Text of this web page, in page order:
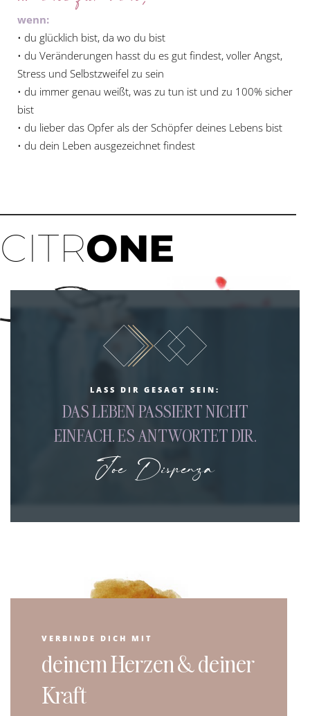
wenn:
• du glücklich bist, da wo du bist
• du Veränderungen hasst du es gut findest, voller Angst,
Stress und Selbstzweifel zu sein
• du immer genau weißt, was zu tun ist und zu 100% sicher
bist
• du lieber das Opfer als der Schöpfer deines Lebens bist
• du dein Leben ausgezeichnet findest
CITRONE
LASS DIR GESAGT SEIN:
DAS LEBEN PASSIERT NICHT
EINFACH. ES ANTWORTET DIR.
Joe Dispenza
VERBINDE DICH MIT
deinem Herzen & deiner
Kraft